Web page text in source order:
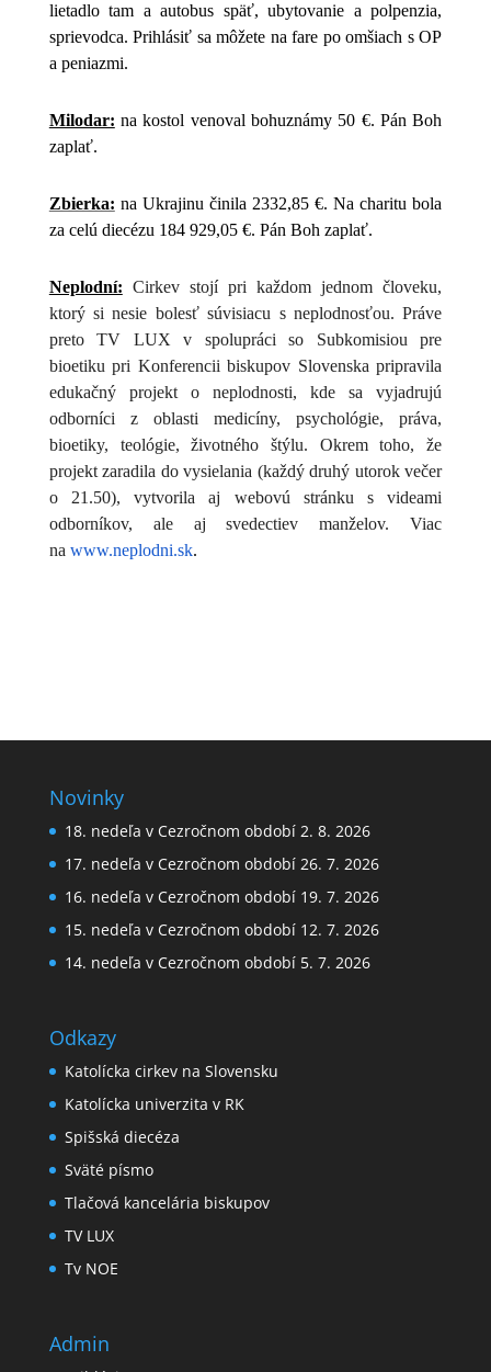
lietadlo tam a autobus späť, ubytovanie a polpenzia,
sprievodca. Prihlásiť sa môžete na fare po omšiach s OP
a peniazmi.
Milodar: na kostol venoval bohuznámy 50 €. Pán Boh
zaplať.
Zbierka: na Ukrajinu činila 2332,85 €. Na charitu bola
za celú diecézu 184 929,05 €. Pán Boh zaplať.
Neplodní: Cirkev stojí pri každom jednom človeku,
ktorý si nesie bolesť súvisiacu s neplodnosťou. Práve
preto TV LUX v spolupráci so Subkomisiou pre
bioetiku pri Konferencii biskupov Slovenska pripravila
edukačný projekt o neplodnosti, kde sa vyjadrujú
odborníci z oblasti medicíny, psychológie, práva,
bioetiky, teológie, životného štýlu. Okrem toho, že
projekt zaradila do vysielania (každý druhý utorok večer
o 21.50), vytvorila aj webovú stránku s videami
odborníkov, ale aj svedectiev manželov. Viac
na www.neplodni.sk.
Novinky
18. nedeľa v Cezročnom období 2. 8. 2026
17. nedeľa v Cezročnom období 26. 7. 2026
16. nedeľa v Cezročnom období 19. 7. 2026
15. nedeľa v Cezročnom období 12. 7. 2026
14. nedeľa v Cezročnom období 5. 7. 2026
Odkazy
Katolícka cirkev na Slovensku
Katolícka univerzita v RK
Spišská diecéza
Sväté písmo
Tlačová kancelária biskupov
TV LUX
Tv NOE
Admin